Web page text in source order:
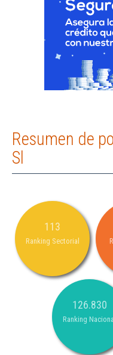
Resumen de
Sl
113
Ranking Sectorial
126.830
Ranking Nacional